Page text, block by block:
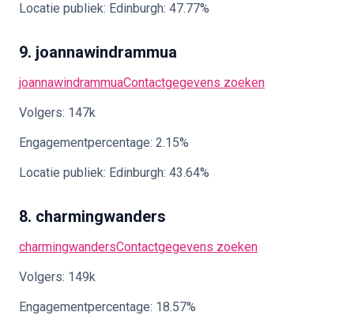
Locatie publiek: Edinburgh: 47.77%
9. joannawindrammua
joannawindrammuaContactgegevens zoeken
Volgers: 147k
Engagementpercentage: 2.15%
Locatie publiek: Edinburgh: 43.64%
8. charmingwanders
charmingwandersContactgegevens zoeken
Volgers: 149k
Engagementpercentage: 18.57%